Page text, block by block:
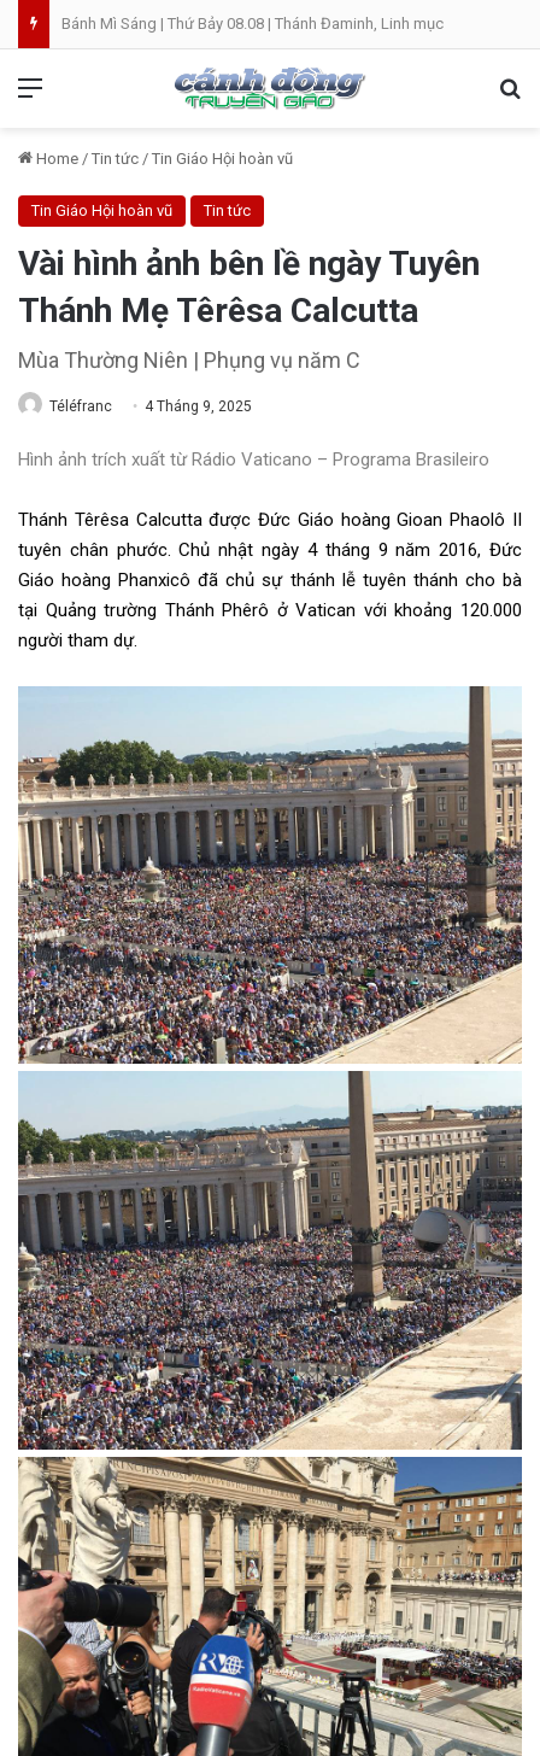
Thánh Vịnh Đáp Ca | Chúa Nhật 19 Thường Niên A
Home / Tin tức / Tin Giáo Hội hoàn vũ
Tin Giáo Hội hoàn vũ Tin tức
Vài hình ảnh bên lề ngày Tuyên
Thánh Mẹ Têrêsa Calcutta
Mùa Thường Niên | Phụng vụ năm C
Téléfranc 4 Tháng 9, 2025
Hình ảnh trích xuất từ Rádio Vaticano – Programa Brasileiro
Thánh Têrêsa Calcutta được Đức Giáo hoàng Gioan Phaolô II
tuyên chân phước.Chủ nhật ngày 4 tháng 9 năm 2016, Đức
Giáo hoàng Phanxicô đã chủ sự thánh lễ tuyên thánh cho bà
tại Quảng trường Thánh Phêrô ở Vatican với khoảng 120.000
người tham dự.